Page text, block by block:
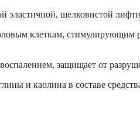
шелковистой
клеткам, стимулирующим
защищает от
и каолина в составе